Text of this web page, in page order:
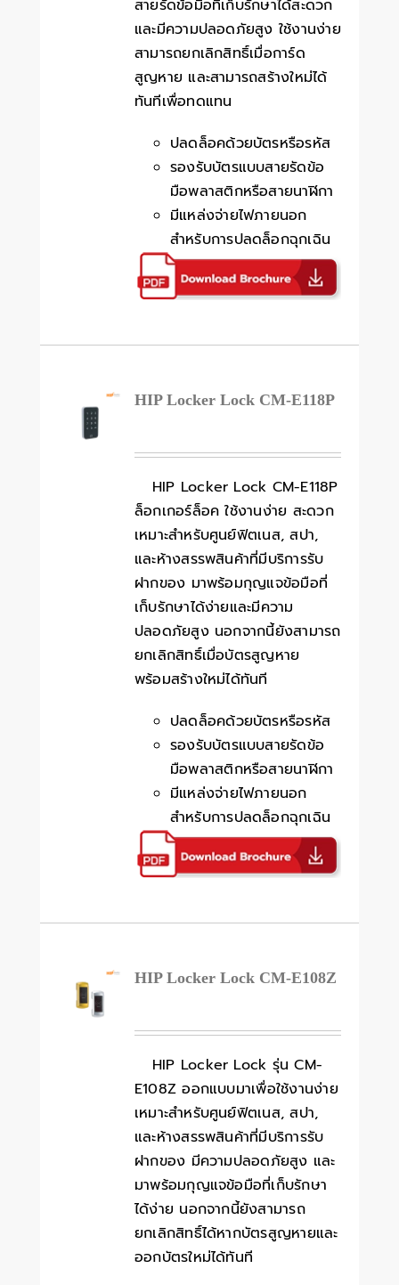
สายรัดข้อมือที่เก็บรักษาได้สะดวก
และมีความปลอดภัยสูง ใช้งานง่าย
สามารถยกเลิกสิทธิ์เมื่อการ์ด
สูญหาย และสามารถสร้างใหม่ได้
ทันทีเพื่อทดแทน
ปลดล็อคด้วยบัตรหรือรหัส
รองรับบัตรแบบสายรัดข้อ
มือพลาสติกหรือสายนาฬิกา
มีแหล่งจ่ายไฟภายนอก
สำหรับการปลดล็อกฉุกเฉิน
HIP Locker Lock CM-E118P
HIP Locker Lock CM-E118P
ล็อกเกอร์ล็อค ใช้งานง่าย สะดวก
เหมาะสำหรับศูนย์ฟิตเนส, สปา,
และห้างสรรพสินค้าที่มีบริการรับ
ฝากของ มาพร้อมกุญแจข้อมือที่
เก็บรักษาได้ง่ายและมีความ
ปลอดภัยสูง นอกจากนี้ยังสามารถ
ยกเลิกสิทธิ์เมื่อบัตรสูญหาย
พร้อมสร้างใหม่ได้ทันที
ปลดล็อคด้วยบัตรหรือรหัส
รองรับบัตรแบบสายรัดข้อ
มือพลาสติกหรือสายนาฬิกา
มีแหล่งจ่ายไฟภายนอก
สำหรับการปลดล็อกฉุกเฉิน
HIP Locker Lock CM-E108Z
HIP Locker Lock รุ่น CM-
E108Z ออกแบบมาเพื่อใช้งานง่าย
เหมาะสำหรับศูนย์ฟิตเนส, สปา,
และห้างสรรพสินค้าที่มีบริการรับ
ฝากของ มีความปลอดภัยสูง และ
มาพร้อมกุญแจข้อมือที่เก็บรักษา
ได้ง่าย นอกจากนี้ยังสามารถ
ยกเลิกสิทธิ์ได้หากบัตรสูญหายและ
ออกบัตรใหม่ได้ทันที